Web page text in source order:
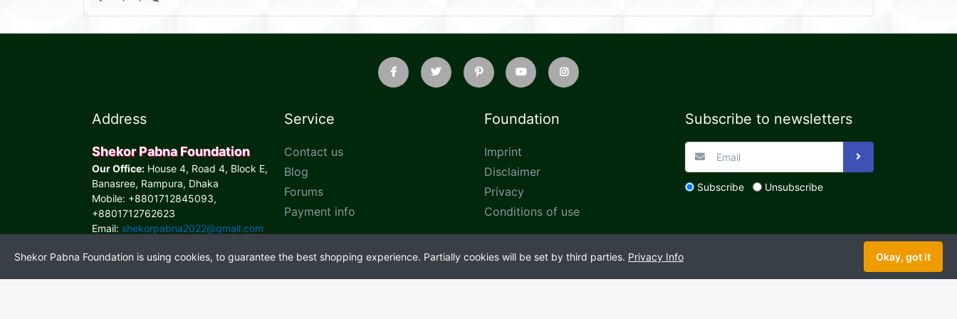
Address
Shekor Pabna Foundation
Our Office: House 4, Road 4, Block E,
Banasree, Rampura, Dhaka
Mobile: +8801712845093,
+8801712762623
Email: shekorpabna2022@gmail.com
Service
Contact us
Blog
Forums
Payment info
Foundation
Imprint
Disclaimer
Privacy
Conditions of use
Subscribe to newsletters
Subscribe Unsubscribe
Shekor Pabna Foundation is using cookies, to guarantee the best shopping experience. Partially cookies will be set by third parties. Privacy Info Okay, got it